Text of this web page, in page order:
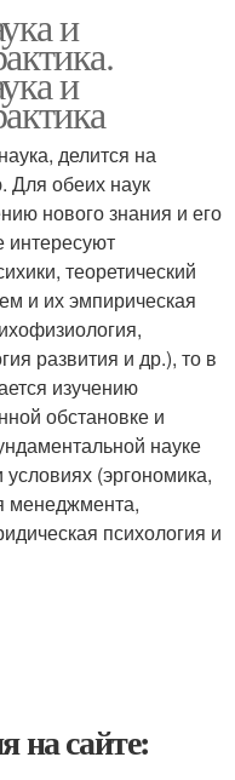
и
и
делится на
Для обеих наук
нового знания и его
тео­ретический
и их эмпирическая
развития и др.), то в
изучению
обстановке и
науке
(эргономика,
менеджмента,
психология и
на сайте: